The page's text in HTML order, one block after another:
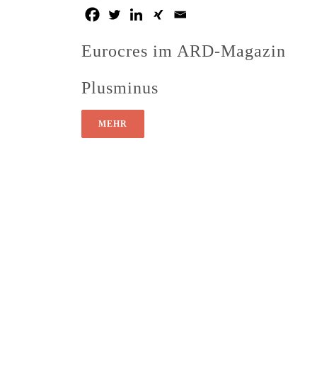
Eurocres im ARD-Magazin
Plusminus
MEHR